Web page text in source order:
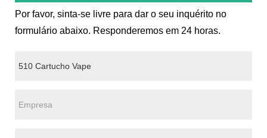
Por favor, sinta-se livre para dar o seu inquérito no
formulário abaixo. Responderemos em 24 horas.